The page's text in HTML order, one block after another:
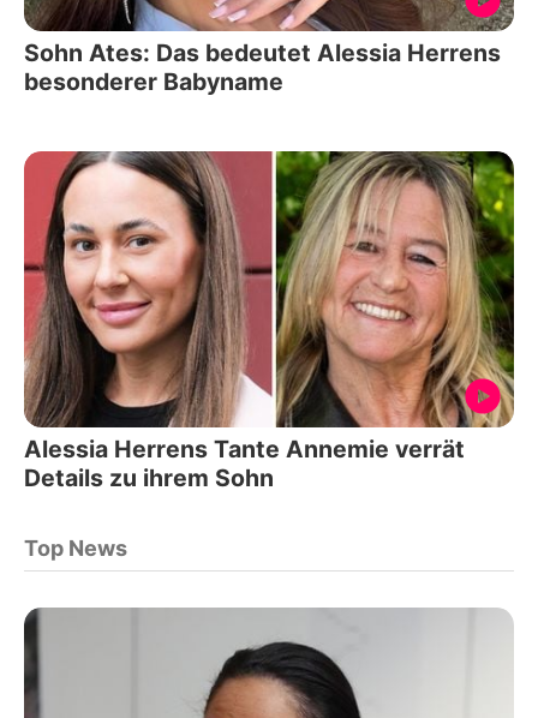
Sohn Ates: Das bedeutet Alessia Herrens
besonderer Babyname
Alessia Herrens Tante Annemie verrät
Details zu ihrem Sohn
Top News